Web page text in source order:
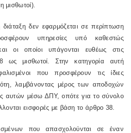
μισθωτοί).
διάταξη δεν εφαρμόζεται σε περίπτωση
υπηρεσίες υπό καθεστώς
οι οποίοι υπάγονται ευθέως στις
ως μισθωτοί. Στην κατηγορία αυτή
που προσφέρουν τις ίδιες
λαμβάνοντας μέρος των αποδοχών
αυτών μέσω ΔΠΥ, οπότε για το σύνολο
εισφορές με βάση το άρθρο 38.
που απασχολούνται σε έναν